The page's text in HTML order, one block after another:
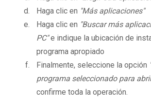
Haga clic en "Más aplicaciones"
Haga clic en "Buscar más
PC"e indique la ubicación de
programa apropiado
Finalmente, seleccione la opción
programa seleccionado para
confirme toda la operación.